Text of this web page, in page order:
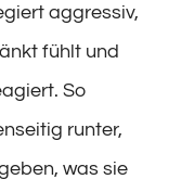
aggressiv,
fühlt und
So
runter,
was sie